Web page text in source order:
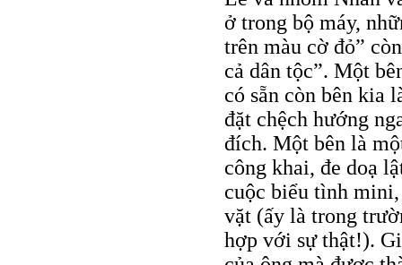
ở trong bộ máy,
trên màu cờ đỏ”
cả dân tộc”. Một
có sẵn còn bên kia
đặt chệch hướng
đích. Một bên là
công khai, đe doạ
cuộc biểu tình
vặt (ấy là trong
hợp với sự thật!).